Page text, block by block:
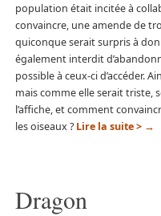
population était incitée à
convaincre, une amende de
quiconque serait surpris à
également interdit
possible à ceux-ci d’accéder.
mais comme elle serait triste,
l’affiche, et comment
les oiseaux ? Lire la suite > →
Dragon